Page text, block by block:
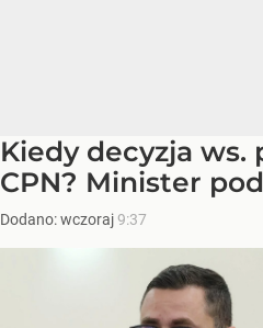
Kiedy decyzja ws.
CPN? Minister
Dodano:wczoraj9:37